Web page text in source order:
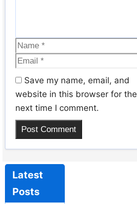
Save my name, email, and
website in this browser for the
next time I comment.
Latest
Posts